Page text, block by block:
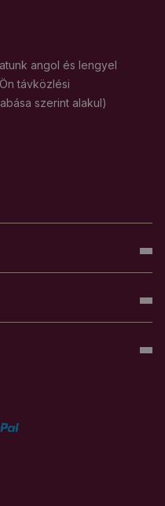
angol és lengyel
távközlési
szerint alakul)